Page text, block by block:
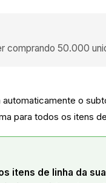
comprando 50.000
automaticamente o
para todos os itens
itens de linha da